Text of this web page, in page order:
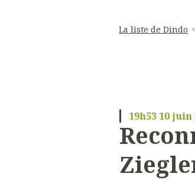
La liste de Dindo
19h53 10juin